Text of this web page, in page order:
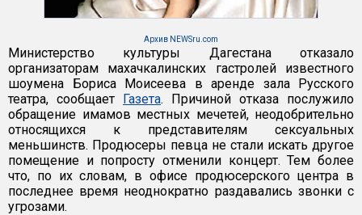
Архив NEWSru.com
Министерство культуры Дагестана отказало
организаторам махачкалинских гастролей известного
шоумена Бориса Моисеева в аренде зала Русского
театра, сообщает Газета. Причиной отказа послужило
обращение имамов местных мечетей, неодобрительно
относящихся к представителям сексуальных
меньшинств. Продюсеры певца не стали искать другое
помещение и попросту отменили концерт. Тем более
что, по их словам, в офисе продюсерского центра в
последнее время неоднократно раздавались звонки с
угрозами.